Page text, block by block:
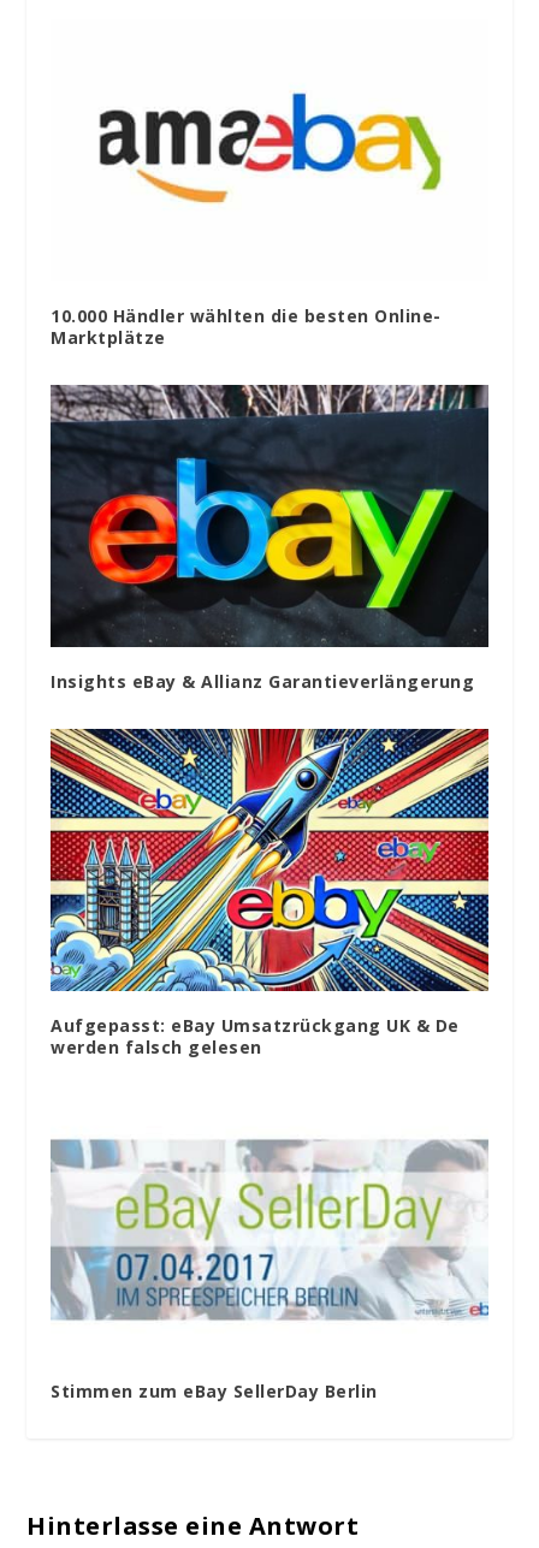
10.000 Händler wählten die besten Online-
Marktplätze
Insights eBay & Allianz Garantieverlängerung
Aufgepasst: eBay Umsatzrückgang UK & De
werden falsch gelesen
Stimmen zum eBay SellerDay Berlin
Hinterlasse eine Antwort